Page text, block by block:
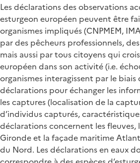
Les déclarations des observations
esturgeon européen peuvent être
organismes impliqués (CNPMEM,
par des pêcheurs professionnels,
mais aussi par tous citoyens qui
européen dans son activité (i.e.
organismes interagissent par le biais
déclarations pour échanger les
les captures (localisation de la
d’individus capturés,
déclarations concernent les fleuves,
Gironde et la façade maritime
du Nord. Les déclarations en eaux